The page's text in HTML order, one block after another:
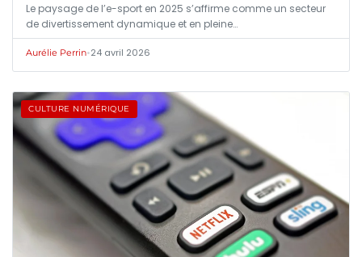
Le paysage de l’e-sport en 2025 s’affirme comme un secteur
de divertissement dynamique et en pleine…
Aurélie Perrin•24 avril 2026
CULTURE NUMÉRIQUE